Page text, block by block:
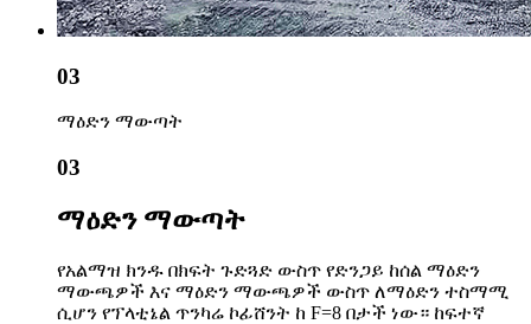
03
ማዕድን ማውጣት
03
ማዕድን ማውጣት
የአልማዝ ክንዱ በክፍት ጉድጓድ ውስጥ የድንጋይ ከሰል ማዕድን
ማውጫዎች እና ማዕድን ማውጫዎች ውስጥ ለማዕድን ተስማሚ
ሲሆን የፕላቲኔል ጥንካሬ ኮፊሸንት ከ F=8 በታች ነው። ከፍተኛ